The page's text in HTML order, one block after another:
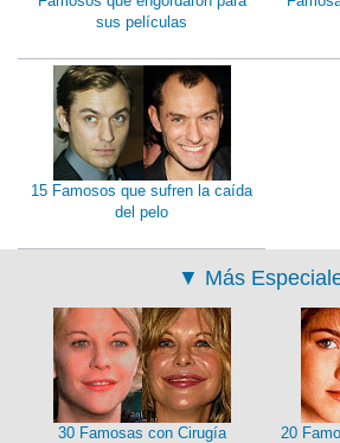
sus películas
15 Famosos que sufren la caída
del pelo
▼ Más
30 Famosas con Cirugía
20